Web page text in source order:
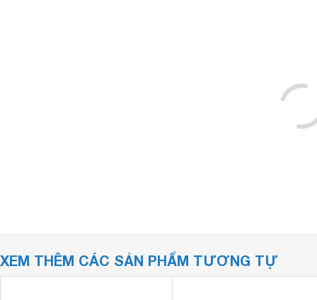
XEM THÊM CÁC SẢN PHẨM TƯƠNG TỰ